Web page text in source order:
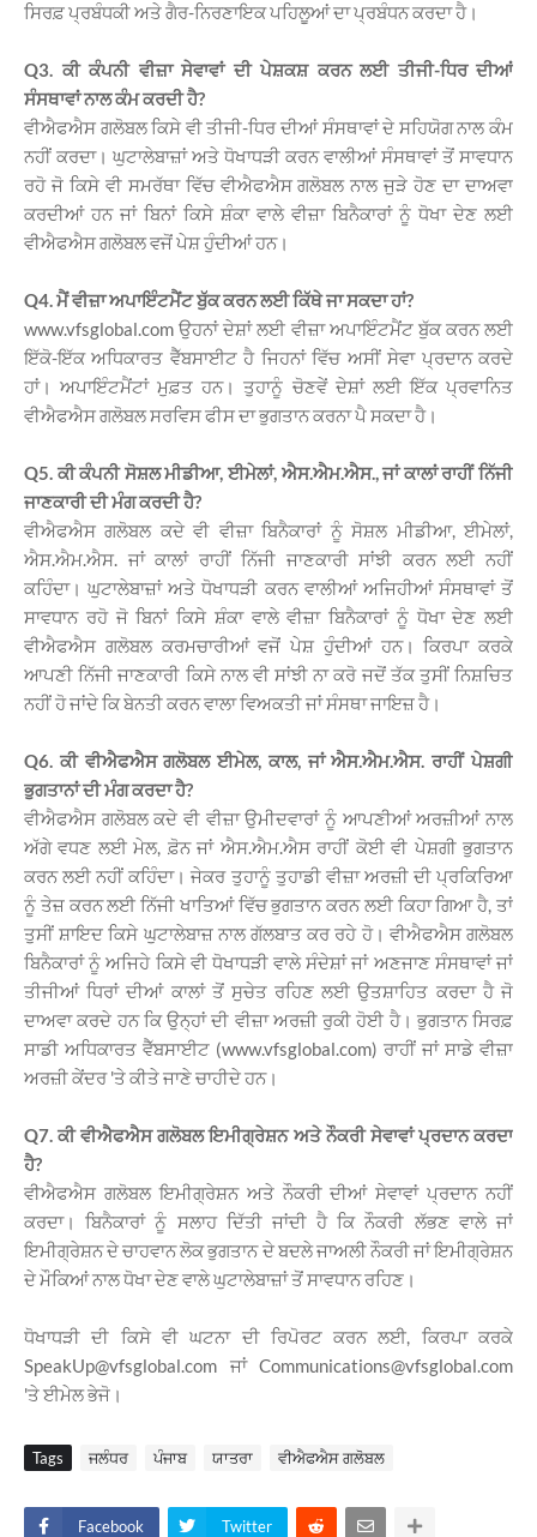
ਸਿਰਫ਼ ਪ੍ਰਬੰਧਕੀ ਅਤੇ ਗੈਰ-ਨਿਰਣਾਇਕ ਪਹਿਲੂਆਂ ਦਾ ਪ੍ਰਬੰਧਨ ਕਰਦਾ ਹੈ।
Q3. ਕੀ ਕੰਪਨੀ ਵੀਜ਼ਾ ਸੇਵਾਵਾਂ ਦੀ ਪੇਸ਼ਕਸ਼ ਕਰਨ ਲਈ ਤੀਜੀ-ਧਿਰ ਦੀਆਂ
ਸੰਸਥਾਵਾਂ ਨਾਲ ਕੰਮ ਕਰਦੀ ਹੈ?
ਵੀਐਫਐਸ ਗਲੋਬਲ ਕਿਸੇ ਵੀ ਤੀਜੀ-ਧਿਰ ਦੀਆਂ ਸੰਸਥਾਵਾਂ ਦੇ ਸਹਿਯੋਗ ਨਾਲ ਕੰਮ
ਨਹੀਂ ਕਰਦਾ। ਘੁਟਾਲੇਬਾਜ਼ਾਂ ਅਤੇ ਧੋਖਾਧੜੀ ਕਰਨ ਵਾਲੀਆਂ ਸੰਸਥਾਵਾਂ ਤੋਂ ਸਾਵਧਾਨ
ਰਹੋ ਜੋ ਕਿਸੇ ਵੀ ਸਮਰੱਥਾ ਵਿੱਚ ਵੀਐਫਐਸ ਗਲੋਬਲ ਨਾਲ ਜੁੜੇ ਹੋਣ ਦਾ ਦਾਅਵਾ
ਕਰਦੀਆਂ ਹਨ ਜਾਂ ਬਿਨਾਂ ਕਿਸੇ ਸ਼ੰਕਾ ਵਾਲੇ ਵੀਜ਼ਾ ਬਿਨੈਕਾਰਾਂ ਨੂੰ ਧੋਖਾ ਦੇਣ ਲਈ
ਵੀਐਫਐਸ ਗਲੋਬਲ ਵਜੋਂ ਪੇਸ਼ ਹੁੰਦੀਆਂ ਹਨ।
Q4. ਮੈਂ ਵੀਜ਼ਾ ਅਪਾਇੰਟਮੈਂਟ ਬੁੱਕ ਕਰਨ ਲਈ ਕਿੱਥੇ ਜਾ ਸਕਦਾ ਹਾਂ?
www.vfsglobal.com ਉਹਨਾਂ ਦੇਸ਼ਾਂ ਲਈ ਵੀਜ਼ਾ ਅਪਾਇੰਟਮੈਂਟ ਬੁੱਕ ਕਰਨ ਲਈ
ਇੱਕੋ-ਇੱਕ ਅਧਿਕਾਰਤ ਵੈੱਬਸਾਈਟ ਹੈ ਜਿਹਨਾਂ ਵਿੱਚ ਅਸੀਂ ਸੇਵਾ ਪ੍ਰਦਾਨ ਕਰਦੇ
ਹਾਂ। ਅਪਾਇੰਟਮੈਂਟਾਂ ਮੁਫ਼ਤ ਹਨ। ਤੁਹਾਨੂੰ ਚੋਣਵੇਂ ਦੇਸ਼ਾਂ ਲਈ ਇੱਕ ਪ੍ਰਵਾਨਿਤ
ਵੀਐਫਐਸ ਗਲੋਬਲ ਸਰਵਿਸ ਫੀਸ ਦਾ ਭੁਗਤਾਨ ਕਰਨਾ ਪੈ ਸਕਦਾ ਹੈ।
Q5. ਕੀ ਕੰਪਨੀ ਸੋਸ਼ਲ ਮੀਡੀਆ, ਈਮੇਲਾਂ, ਐਸ.ਐਮ.ਐਸ., ਜਾਂ ਕਾਲਾਂ ਰਾਹੀਂ ਨਿੱਜੀ
ਜਾਣਕਾਰੀ ਦੀ ਮੰਗ ਕਰਦੀ ਹੈ?
ਵੀਐਫਐਸ ਗਲੋਬਲ ਕਦੇ ਵੀ ਵੀਜ਼ਾ ਬਿਨੈਕਾਰਾਂ ਨੂੰ ਸੋਸ਼ਲ ਮੀਡੀਆ, ਈਮੇਲਾਂ,
ਐਸ.ਐਮ.ਐਸ. ਜਾਂ ਕਾਲਾਂ ਰਾਹੀਂ ਨਿੱਜੀ ਜਾਣਕਾਰੀ ਸਾਂਝੀ ਕਰਨ ਲਈ ਨਹੀਂ
ਕਹਿੰਦਾ। ਘੁਟਾਲੇਬਾਜ਼ਾਂ ਅਤੇ ਧੋਖਾਧੜੀ ਕਰਨ ਵਾਲੀਆਂ ਅਜਿਹੀਆਂ ਸੰਸਥਾਵਾਂ ਤੋਂ
ਸਾਵਧਾਨ ਰਹੋ ਜੋ ਬਿਨਾਂ ਕਿਸੇ ਸ਼ੰਕਾ ਵਾਲੇ ਵੀਜ਼ਾ ਬਿਨੈਕਾਰਾਂ ਨੂੰ ਧੋਖਾ ਦੇਣ ਲਈ
ਵੀਐਫਐਸ ਗਲੋਬਲ ਕਰਮਚਾਰੀਆਂ ਵਜੋਂ ਪੇਸ਼ ਹੁੰਦੀਆਂ ਹਨ। ਕਿਰਪਾ ਕਰਕੇ
ਆਪਣੀ ਨਿੱਜੀ ਜਾਣਕਾਰੀ ਕਿਸੇ ਨਾਲ ਵੀ ਸਾਂਝੀ ਨਾ ਕਰੋ ਜਦੋਂ ਤੱਕ ਤੁਸੀਂ ਨਿਸ਼ਚਿਤ
ਨਹੀਂ ਹੋ ਜਾਂਦੇ ਕਿ ਬੇਨਤੀ ਕਰਨ ਵਾਲਾ ਵਿਅਕਤੀ ਜਾਂ ਸੰਸਥਾ ਜਾਇਜ਼ ਹੈ।
Q6. ਕੀ ਵੀਐਫਐਸ ਗਲੋਬਲ ਈਮੇਲ, ਕਾਲ, ਜਾਂ ਐਸ.ਐਮ.ਐਸ. ਰਾਹੀਂ ਪੇਸ਼ਗੀ
ਭੁਗਤਾਨਾਂ ਦੀ ਮੰਗ ਕਰਦਾ ਹੈ?
ਵੀਐਫਐਸ ਗਲੋਬਲ ਕਦੇ ਵੀ ਵੀਜ਼ਾ ਉਮੀਦਵਾਰਾਂ ਨੂੰ ਆਪਣੀਆਂ ਅਰਜ਼ੀਆਂ ਨਾਲ
ਅੱਗੇ ਵਧਣ ਲਈ ਮੇਲ, ਫ਼ੋਨ ਜਾਂ ਐਸ.ਐਮ.ਐਸ ਰਾਹੀਂ ਕੋਈ ਵੀ ਪੇਸ਼ਗੀ ਭੁਗਤਾਨ
ਕਰਨ ਲਈ ਨਹੀਂ ਕਹਿੰਦਾ। ਜੇਕਰ ਤੁਹਾਨੂੰ ਤੁਹਾਡੀ ਵੀਜ਼ਾ ਅਰਜ਼ੀ ਦੀ ਪ੍ਰਕਿਰਿਆ
ਨੂੰ ਤੇਜ਼ ਕਰਨ ਲਈ ਨਿੱਜੀ ਖਾਤਿਆਂ ਵਿੱਚ ਭੁਗਤਾਨ ਕਰਨ ਲਈ ਕਿਹਾ ਗਿਆ ਹੈ, ਤਾਂ
ਤੁਸੀਂ ਸ਼ਾਇਦ ਕਿਸੇ ਘੁਟਾਲੇਬਾਜ਼ ਨਾਲ ਗੱਲਬਾਤ ਕਰ ਰਹੇ ਹੋ। ਵੀਐਫਐਸ ਗਲੋਬਲ
ਬਿਨੈਕਾਰਾਂ ਨੂੰ ਅਜਿਹੇ ਕਿਸੇ ਵੀ ਧੋਖਾਧੜੀ ਵਾਲੇ ਸੰਦੇਸ਼ਾਂ ਜਾਂ ਅਣਜਾਣ ਸੰਸਥਾਵਾਂ ਜਾਂ
ਤੀਜੀਆਂ ਧਿਰਾਂ ਦੀਆਂ ਕਾਲਾਂ ਤੋਂ ਸੁਚੇਤ ਰਹਿਣ ਲਈ ਉਤਸ਼ਾਹਿਤ ਕਰਦਾ ਹੈ ਜੋ
ਦਾਅਵਾ ਕਰਦੇ ਹਨ ਕਿ ਉਨ੍ਹਾਂ ਦੀ ਵੀਜ਼ਾ ਅਰਜ਼ੀ ਰੁਕੀ ਹੋਈ ਹੈ। ਭੁਗਤਾਨ ਸਿਰਫ਼
ਸਾਡੀ ਅਧਿਕਾਰਤ ਵੈੱਬਸਾਈਟ (www.vfsglobal.com) ਰਾਹੀਂ ਜਾਂ ਸਾਡੇ ਵੀਜ਼ਾ
ਅਰਜ਼ੀ ਕੇਂਦਰ 'ਤੇ ਕੀਤੇ ਜਾਣੇ ਚਾਹੀਦੇ ਹਨ।
Q7. ਕੀ ਵੀਐਫਐਸ ਗਲੋਬਲ ਇਮੀਗ੍ਰੇਸ਼ਨ ਅਤੇ ਨੌਕਰੀ ਸੇਵਾਵਾਂ ਪ੍ਰਦਾਨ ਕਰਦਾ
ਹੈ?
ਵੀਐਫਐਸ ਗਲੋਬਲ ਇਮੀਗ੍ਰੇਸ਼ਨ ਅਤੇ ਨੌਕਰੀ ਦੀਆਂ ਸੇਵਾਵਾਂ ਪ੍ਰਦਾਨ ਨਹੀਂ
ਕਰਦਾ। ਬਿਨੈਕਾਰਾਂ ਨੂੰ ਸਲਾਹ ਦਿੱਤੀ ਜਾਂਦੀ ਹੈ ਕਿ ਨੌਕਰੀ ਲੱਭਣ ਵਾਲੇ ਜਾਂ
ਇਮੀਗ੍ਰੇਸ਼ਨ ਦੇ ਚਾਹਵਾਨ ਲੋਕ ਭੁਗਤਾਨ ਦੇ ਬਦਲੇ ਜਾਅਲੀ ਨੌਕਰੀ ਜਾਂ ਇਮੀਗ੍ਰੇਸ਼ਨ
ਦੇ ਮੌਕਿਆਂ ਨਾਲ ਧੋਖਾ ਦੇਣ ਵਾਲੇ ਘੁਟਾਲੇਬਾਜ਼ਾਂ ਤੋਂ ਸਾਵਧਾਨ ਰਹਿਣ।
ਧੋਖਾਧੜੀ ਦੀ ਕਿਸੇ ਵੀ ਘਟਨਾ ਦੀ ਰਿਪੋਰਟ ਕਰਨ ਲਈ, ਕਿਰਪਾ ਕਰਕੇ
SpeakUp@vfsglobal.com ਜਾਂ Communications@vfsglobal.com
'ਤੇ ਈਮੇਲ ਭੇਜੋ।
Tags ਜਲੰਧਰ ਪੰਜਾਬ ਯਾਤਰਾ ਵੀਐਫਐਸ ਗਲੋਬਲ
Facebook Twitter